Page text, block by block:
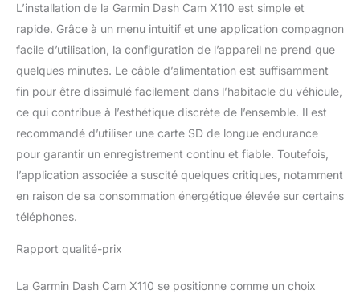
L’installation de la Garmin Dash Cam X110 est simple et
rapide. Grâce à un menu intuitif et une application compagnon
facile d’utilisation, la configuration de l’appareil ne prend que
quelques minutes. Le câble d’alimentation est suffisamment
fin pour être dissimulé facilement dans l’habitacle du véhicule,
ce qui contribue à l’esthétique discrète de l’ensemble. Il est
recommandé d’utiliser une carte SD de longue endurance
pour garantir un enregistrement continu et fiable. Toutefois,
l’application associée a suscité quelques critiques, notamment
en raison de sa consommation énergétique élevée sur certains
téléphones.
Rapport qualité-prix
La Garmin Dash Cam X110 se positionne comme un choix